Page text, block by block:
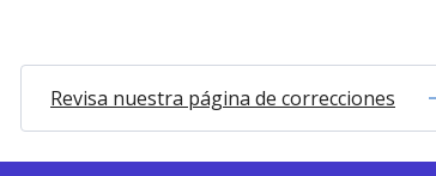
Revisa nuestra página de correcciones